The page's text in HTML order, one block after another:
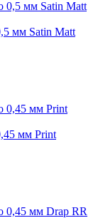
мм Satin Matt
мм Print